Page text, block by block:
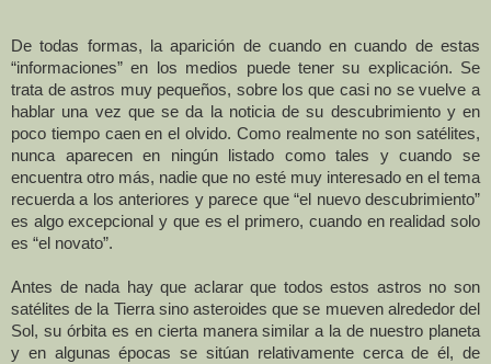
De todas formas, la aparición de cuando en cuando de estas
“informaciones” en los medios puede tener su explicación. Se
trata de astros muy pequeños, sobre los que casi no se vuelve a
hablar una vez que se da la noticia de su descubrimiento y en
poco tiempo caen en el olvido. Como realmente no son satélites,
nunca aparecen en ningún listado como tales y cuando se
encuentra otro más, nadie que no esté muy interesado en el tema
recuerda a los anteriores y parece que “el nuevo descubrimiento”
es algo excepcional y que es el primero, cuando en realidad solo
es “el novato”.
Antes de nada hay que aclarar que todos estos astros no son
satélites de la Tierrasino asteroides que se mueven alrededor del
Sol, su órbita es en cierta manera similar a la de nuestro planeta
y en algunas épocas se sitúan relativamente cerca de él, de